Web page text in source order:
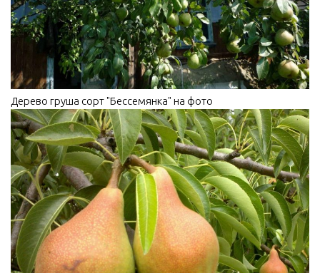
Дерево груша сорт "Бессемянка" на фото